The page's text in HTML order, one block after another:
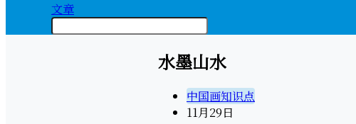
文章
水墨山水
中国画知识点
11月29日